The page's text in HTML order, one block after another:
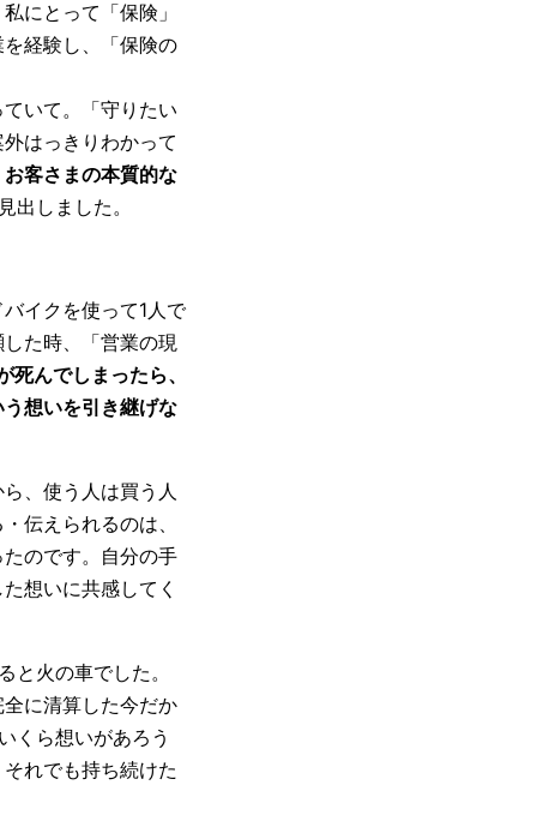
にとって「保険」
経験し、「保険の
いて。「守りたい
はっきりわかって
お客さまの本質的な
しました。
イクを使って1人で
た時、「営業の現
死んでしまったら、
想いを引き継げな
、使う人は買う人
伝えられるのは、
のです。自分の手
想いに共感してく
火の車でした。
に清算した今だか
くら想いがあろう
れでも持ち続けた